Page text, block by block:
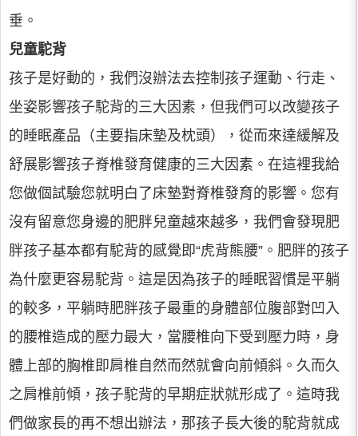
垂。
兒童駝背
孩子是好動的，我們沒辦法去控制孩子運動、行走、
坐姿影響孩子駝背的三大因素，但我們可以改變孩子
的睡眠產品（主要指床墊及枕頭），從而來達緩解及
舒展影響孩子脊椎發育健康的三大因素。在這裡我給
您做個試驗您就明白了床墊對脊椎發育的影響。您有
沒有留意您身邊的肥胖兒童越來越多，我們會發現肥
胖孩子基本都有駝背的感覺即“虎背熊腰”。肥胖的孩子
為什麼更容易駝背。這是因為孩子的睡眠習慣是平躺
的較多，平躺時肥胖孩子最重的身體部位腹部對凹入
的腰椎造成的壓力最大，當腰椎向下受到壓力時，身
體上部的胸椎即肩椎自然而然就會向前傾斜。久而久
之肩椎前傾，孩子駝背的早期症狀就形成了。這時我
們做家長的再不想出辦法，那孩子長大後的駝背就成